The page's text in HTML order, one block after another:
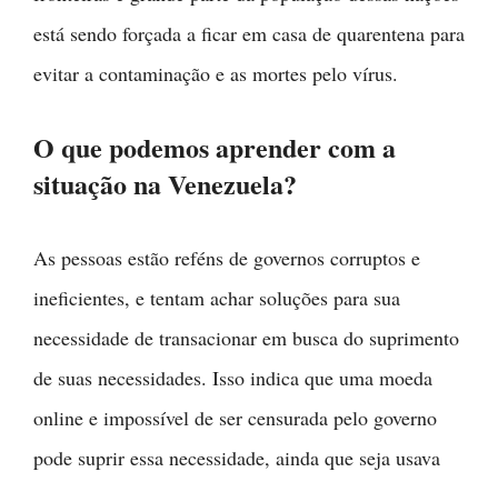
está sendo forçada a ficar em casa de quarentena para
evitar a contaminação e as mortes pelo vírus.
O que podemos aprender com a
situação na Venezuela?
As pessoas estão reféns de governos corruptos e
ineficientes, e tentam achar soluções para sua
necessidade de transacionar em busca do suprimento
de suas necessidades. Isso indica que uma moeda
online e impossível de ser censurada pelo governo
pode suprir essa necessidade, ainda que seja usava